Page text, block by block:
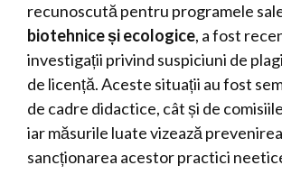
recunoscută pentru programele
biotehnice și ecologice, a fost
investigații privind suspiciuni de
de licență. Aceste situații au fost
de cadre didactice, cât și de
iar măsurile luate vizează
sancționarea acestor practici